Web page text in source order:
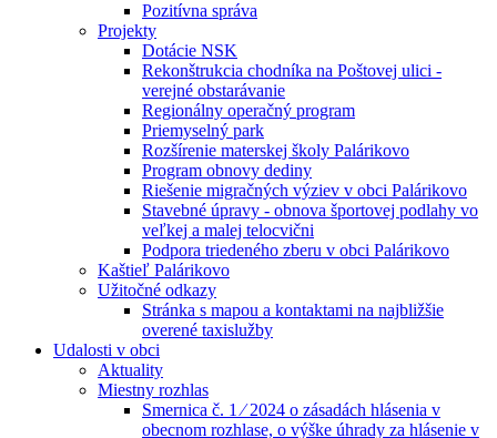
Pozitívna správa
Projekty
Dotácie NSK
Rekonštrukcia chodníka na Poštovej ulici -
verejné obstarávanie
Regionálny operačný program
Priemyselný park
Rozšírenie materskej školy Palárikovo
Program obnovy dediny
Riešenie migračných výziev v obci Palárikovo
Stavebné úpravy - obnova športovej podlahy vo
veľkej a malej telocvični
Podpora triedeného zberu v obci Palárikovo
Kaštieľ Palárikovo
Užitočné odkazy
Stránka s mapou a kontaktami na najbližšie
overené taxislužby
Udalosti v obci
Aktuality
Miestny rozhlas
Smernica č. 1 ⁄ 2024 o zásadách hlásenia v
obecnom rozhlase, o výške úhrady za hlásenie v